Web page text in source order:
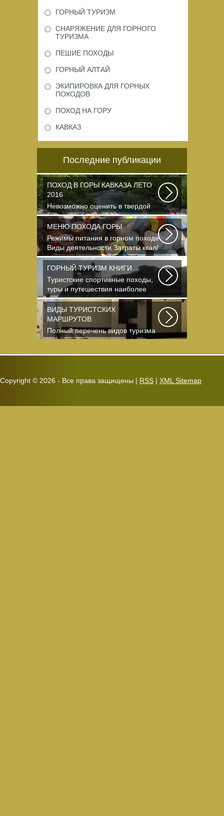
ГОРНЫЙ ТУРИЗМ
СНАРЯЖЕНИЕ ДЛЯ ГОРНОГО
ТУРИЗМА
ПЕШИЕ ПОХОДЫ
ГОРНЫЙ АЛТАЙ
ЭКИПИРОВКА ДЛЯ ГОРНЫХ
ПОХОДОВ
ПОХОД НА ГОРУ
КАВКАЗ
Последние публикации
ПОХОД В ГОРЫ КАВКАЗА ЛЕТО
2016
Невозможно оценить в твердой
валюте то ощущение свободы и
вневременности...
МЕНЮ ПОХОДА ГОРЫ
Режимы питания в горном походе
Виды деятельности Затраты ккал/
час жен (55+15)...
ГОРНЫЙ ТУРИЗМ КНИГИ
Туристские спортивные походы,
туры и путешествия наиболее
полно и органично...
ВИДЫ ТУРИСТСКИХ
МАРШРУТОВ
Полный перечень видов туризма
официально
Copyright © 2026 - Все права защищены | RSS | XML Sitemap